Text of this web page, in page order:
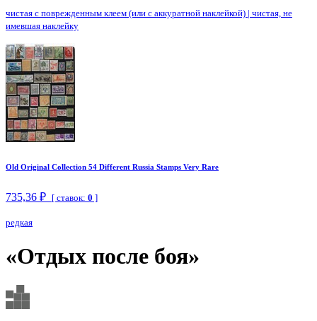
чистая с поврежденным клеем (или с аккуратной наклейкой) | чистая, не
имевшая наклейку
Old Original Collection 54 Different Russia Stamps Very Rare
735,36 ₽ [ ставок: 0 ]
редкая
«Отдых после боя»